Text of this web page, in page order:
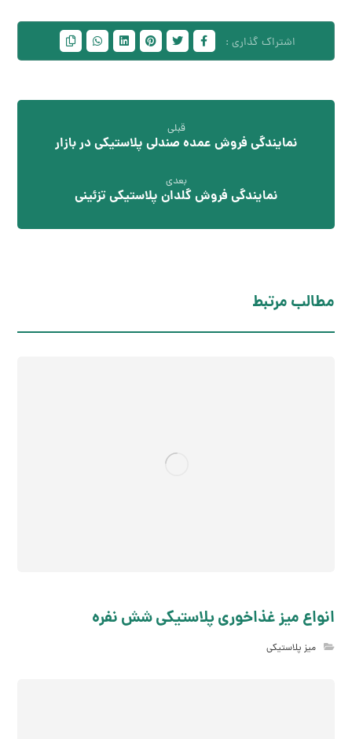
قبلی
نمایندگی فروش عمده صندلی پلاستیکی در بازار
بعدی
نمایندگی فروش گلدان پلاستیکی تزئینی
مطالب مرتبط
انواع میز غذاخوری پلاستیکی شش نفره
میز پلاستیکی